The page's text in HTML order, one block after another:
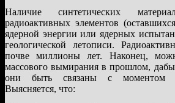
Наличие синтетических
радиоактивных элементов
ядерной энергии или ядерных
геологической летописи.
почве миллионы лет. Наконец,
массового вымирания в прошлом,
они быть связаны с моментом
Выясняется, что: